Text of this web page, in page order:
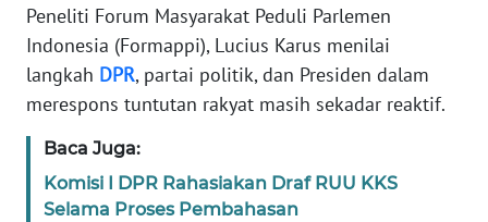
Peneliti Forum Masyarakat Peduli Parlemen
Indonesia (Formappi), Lucius Karus menilai
langkah DPR, partai politik, dan Presiden dalam
merespons tuntutan rakyat masih sekadar reaktif.
Baca Juga:
Komisi I DPR Rahasiakan Draf RUU KKS
Selama Proses Pembahasan
KONTAK
KAMI
TENTANG
KAMI